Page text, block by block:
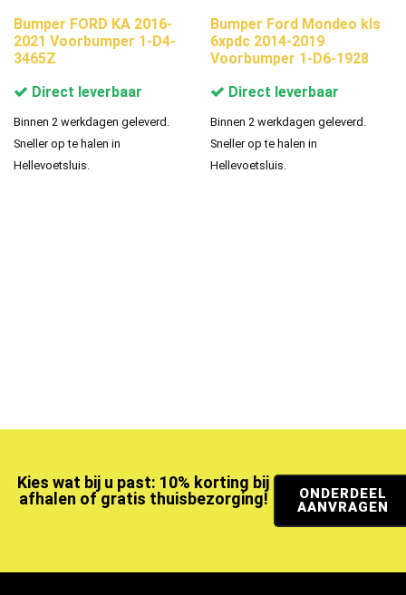
Bumper FORD KA 2016-
2021 Voorbumper 1-D4-
3465Z
Direct leverbaar
Binnen 2 werkdagen geleverd.
Sneller op te halen in
Hellevoetsluis.
Bumper Ford Mondeo kls
6xpdc 2014-2019
Voorbumper 1-D6-1928
Direct leverbaar
Binnen 2 werkdagen geleverd.
Sneller op te halen in
Hellevoetsluis.
Kies wat bij u past: 10% korting bij
afhalen of gratis thuisbezorging!
ONDERDEEL
AANVRAGEN